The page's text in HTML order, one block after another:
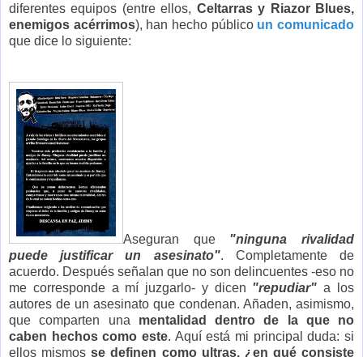
diferentes equipos (entre ellos, Celtarras y Riazor Blues,
enemigos acérrimos), han hecho público un comunicado
que dice lo siguiente:
Aseguran que "ninguna rivalidad
puede justificar un asesinato". Completamente de
acuerdo. Después señalan que no son delincuentes -eso no
me corresponde a mí juzgarlo- y dicen "repudiar" a los
autores de un asesinato que condenan. Añaden, asimismo,
que comparten una mentalidad dentro de la que no
caben hechos como este. Aquí está mi principal duda: si
ellos mismos se definen como ultras, ¿en qué consiste